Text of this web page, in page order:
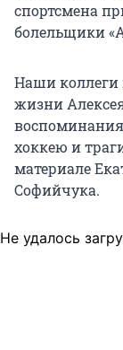
спортсмена
болельщики
Наши коллеги
жизни
хоккею и
материале
Софийчука.
Не удалось